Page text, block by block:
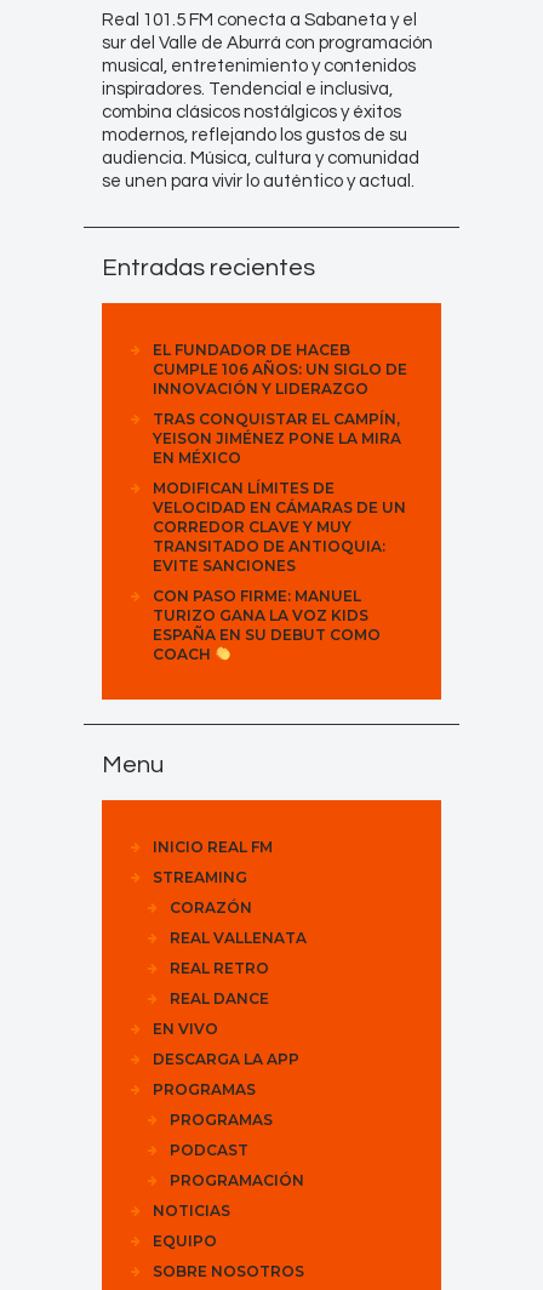
Real 101.5 FM conecta a Sabaneta y el
sur del Valle de Aburrá con programación
musical, entretenimiento y contenidos
inspiradores. Tendencial e inclusiva,
combina clásicos nostálgicos y éxitos
modernos, reflejando los gustos de su
audiencia. Música, cultura y comunidad
se unen para vivir lo auténtico y actual.
Entradas recientes
EL FUNDADOR DE HACEB
CUMPLE 106 AÑOS: UN SIGLO DE
INNOVACIÓN Y LIDERAZGO
TRAS CONQUISTAR EL CAMPÍN,
YEISON JIMÉNEZ PONE LA MIRA
EN MÉXICO
MODIFICAN LÍMITES DE
VELOCIDAD EN CÁMARAS DE UN
CORREDOR CLAVE Y MUY
TRANSITADO DE ANTIOQUIA:
EVITE SANCIONES
CON PASO FIRME: MANUEL
TURIZO GANA LA VOZ KIDS
ESPAÑA EN SU DEBUT COMO
COACH
Menu
INICIO REAL FM
STREAMING
CORAZÓN
REAL VALLENATA
REAL RETRO
REAL DANCE
EN VIVO
DESCARGA LA APP
PROGRAMAS
PROGRAMAS
PODCAST
PROGRAMACIÓN
NOTICIAS
EQUIPO
SOBRE NOSOTROS